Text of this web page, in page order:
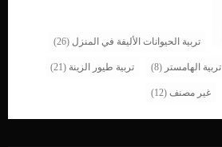
تربية الحيوانات الأليفة في المنزل (26)
تربية الهامستر (8) تربية طيور الزينة (21)
غير مصنف (12)